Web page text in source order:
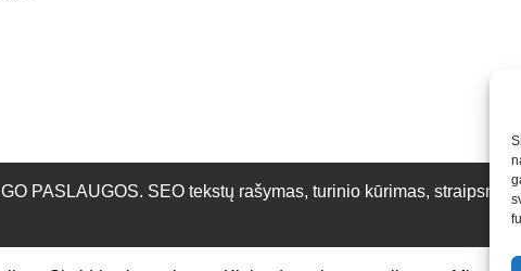
PASLAUGOS. SEO tekstų rašymas, turinio kūrimas,